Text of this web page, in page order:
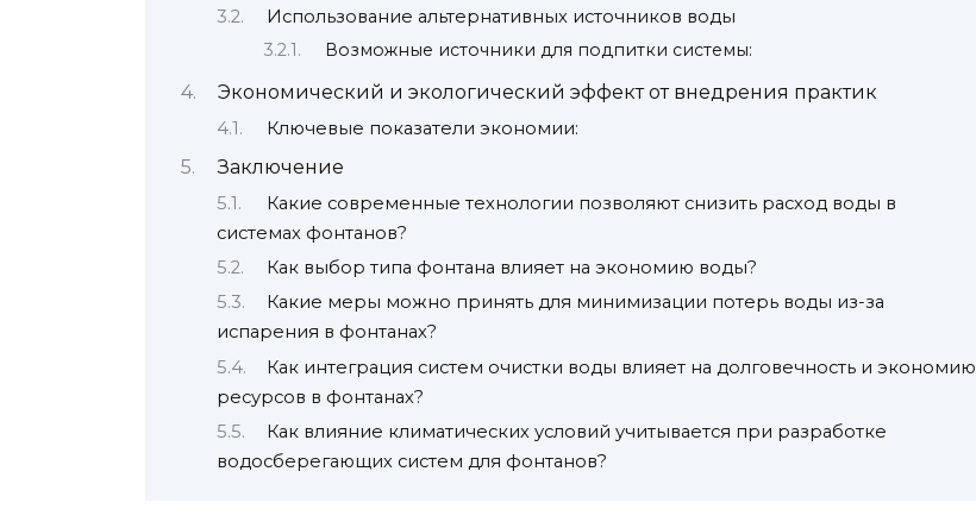
Использование альтернативных источников воды
Возможные источники для подпитки системы:
Экономический и экологический эффект от внедрения практик
Ключевые показатели экономии:
Заключение
Какие современные технологии позволяют снизить расход воды в
системах фонтанов?
Как выбор типа фонтана влияет на экономию воды?
Какие меры можно принять для минимизации потерь воды из-за
испарения в фонтанах?
Как интеграция систем очистки воды влияет на долговечность и экономию
ресурсов в фонтанах?
Как влияние климатических условий учитывается при разработке
водосберегающих систем для фонтанов?